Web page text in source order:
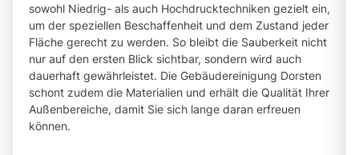
sowohl Niedrig- als auch Hochdrucktechniken gezielt ein,
um der speziellen Beschaffenheit und dem Zustand jeder
Fläche gerecht zu werden. So bleibt die Sauberkeit nicht
nur auf den ersten Blick sichtbar, sondern wird auch
dauerhaft gewährleistet. Die Gebäudereinigung Dorsten
schont zudem die Materialien und erhält die Qualität Ihrer
Außenbereiche, damit Sie sich lange daran erfreuen
können.